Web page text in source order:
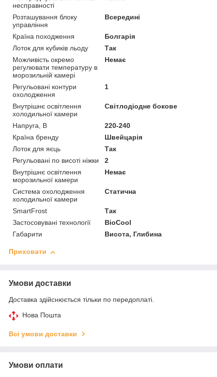
несправності
Розташування блоку
управління
Всередині
Країна походження
Болгарія
Лоток для кубиків льоду
Так
Можливість окремо
регулювати температуру в
морозильній камері
Немає
Регульовані контури
охолодження
1
Внутрішнє освітлення
холодильної камери
Світлодіодне бокове
Напруга, В
220-240
Країна бренду
Швейцарія
Лоток для яєць
Так
Регульовані по висоті ніжки
2
Внутрішнє освітлення
морозильної камери
Немає
Система охолодження
холодильної камери
Статична
SmartFrost
Так
Застосовувані технології
BioCool
Габарити
Висота, Глибина
Приховати
Умови доставки
Доставка здійснюється тільки по передоплаті.
Нова Пошта
Всі умови доставки
Умови оплати